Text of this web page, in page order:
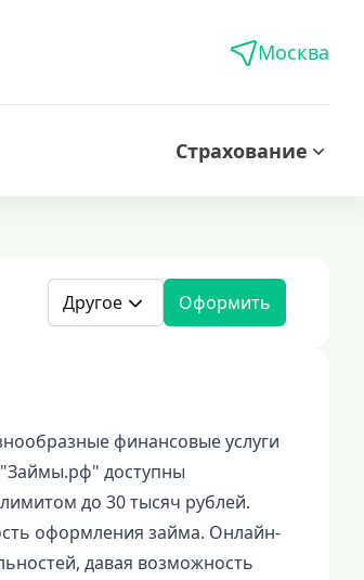
Москва
Страхование
Другое Оформить
финансовые услуги
"Займы.рф" доступны
до 30 тысяч рублей.
оформления займа. Онлайн-
давая возможность